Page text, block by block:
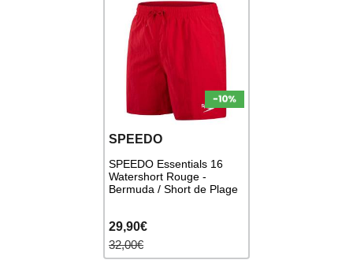
SPEEDO
SPEEDO Essentials 16
Watershort Rouge -
Bermuda / Short de Plage
29,90€
32,00€